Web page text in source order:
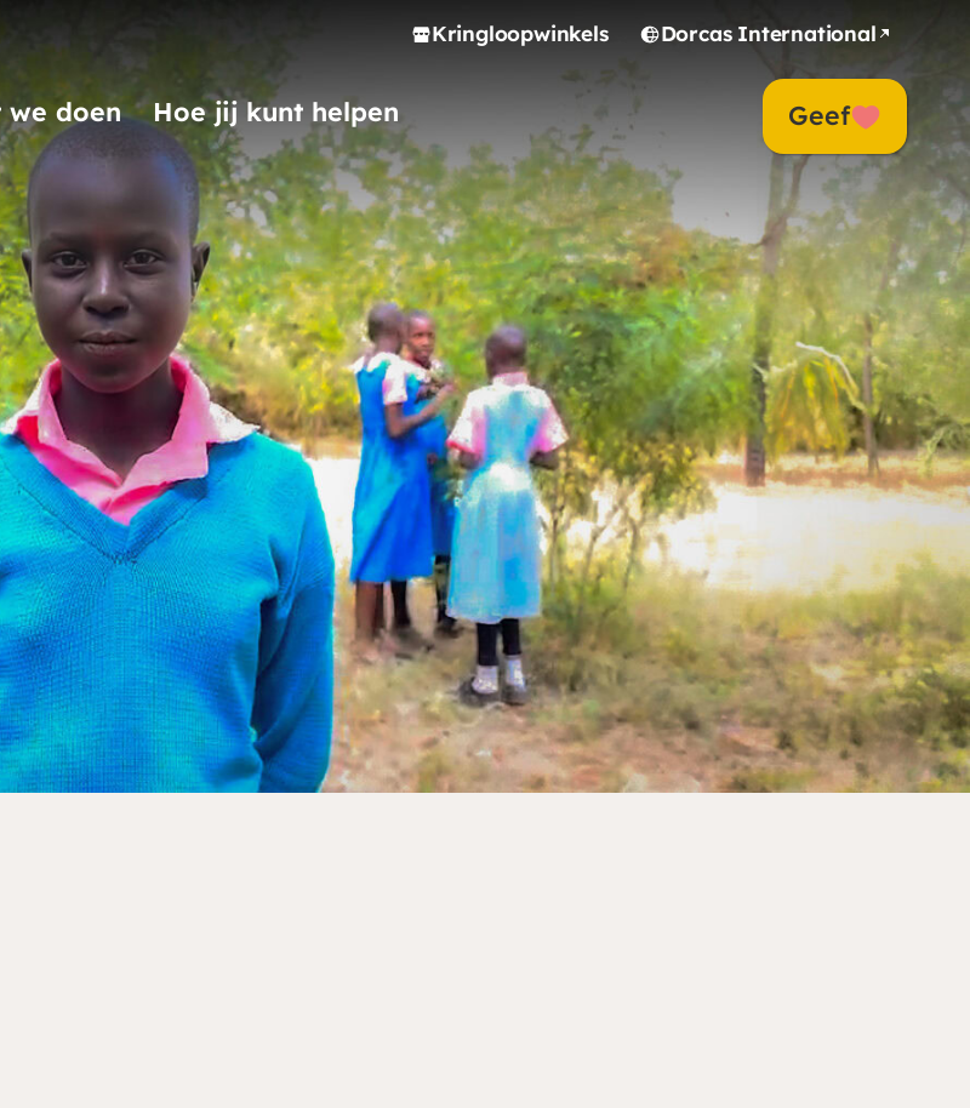
Kringloopwinkels Dorcas International
we doen Hoe jij kunt helpen Geef
via onze website. Ga naar de donatiepagina en kies het thema of
schenken biedt ook belastingvoordeel.